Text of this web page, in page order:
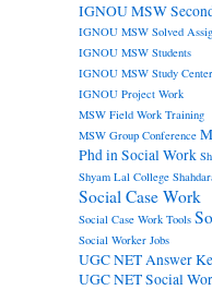
IGNOU MSW
IGNOU MSW Solved
IGNOU MSW Students
IGNOU MSW Study Center
IGNOU Project Work
MSW Field Work Training
MSW Group Conference
Phd in Social Work
Shyam Lal College
Social Case Work
Social Case Work Tools
Social Worker Jobs
UGC NET Answer
UGC NET Social